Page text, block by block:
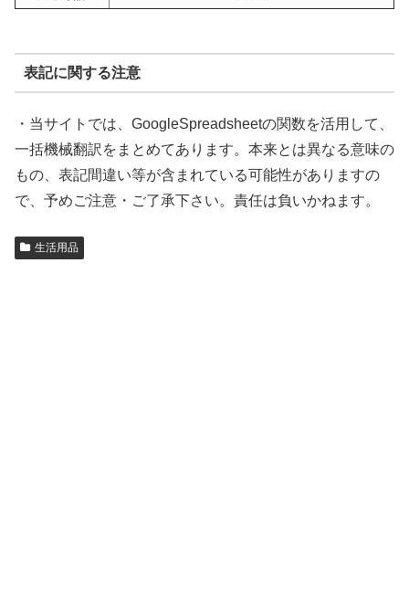
表記に関する注意
・当サイトでは、GoogleSpreadsheetの関数を活用して、
一括機械翻訳をまとめてあります。本来とは異なる意味の
もの、表記間違い等が含まれている可能性がありますの
で、予めご注意・ご了承下さい。責任は負いかねます。
生活用品